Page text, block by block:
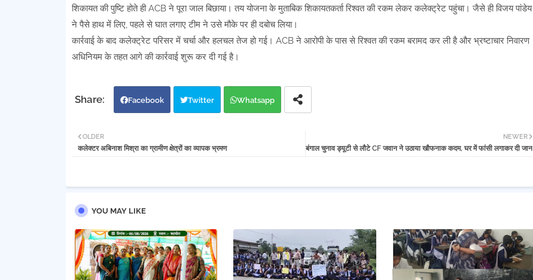
शिकायत की पुष्टि होते ही ACB ने पूरा जाल बिछाया। तय योजना के मुताबिक शिकायतकर्ता रिश्वत की रकम लेकर कलेक्ट्रेट पहुंचा। जैसे ही विजय पांडेय
ने पैसे हाथ में लिए, पहले से घात लगाए टीम ने उसे मौके पर ही दबोच लिया।
कार्रवाई के बाद कलेक्ट्रेट परिसर में चर्चा और हलचल तेज हो गई। ACB ने आरोपी के पास से रिश्वत की रकम बरामद कर ली है और भ्रष्टाचार निवारण
अधिनियम के तहत आगे की कार्रवाई शुरू कर दी गई है।
Facebook Twitter Whatsapp
NEWER
बंगाल चुनाव ड्यूटी से लौटे CF जवान ने उठाया खौफनाक कदम, घर में फांसी लगाकर दी जान
OLDER
कलेक्टर अबिनाश मिश्रा का ग्रामीण क्षेत्रों का व्यापक भ्रमण
YOU MAY LIKE